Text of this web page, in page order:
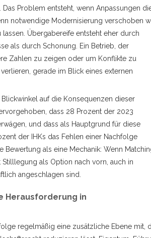
Problem entsteht, wenn Anpassungen
notwendige Modernisierung verschoben
Übergabereife entsteht eher durch
als durch Schonung. Ein Betrieb, der
Zahlen zu zeigen oder um Konflikte zu
gerade im Blick eines externen
auf die Konsequenzen dieser
dass 28 Prozent der 2023
und dass als Hauptgrund für diese
der IHKs das Fehlen einer Nachfolge
Bewertung als eine Mechanik: Wenn
als Option nach vorn, auch in
angeschlagen sind.
Herausforderung in
regelmäßig eine zusätzliche Ebene mit,